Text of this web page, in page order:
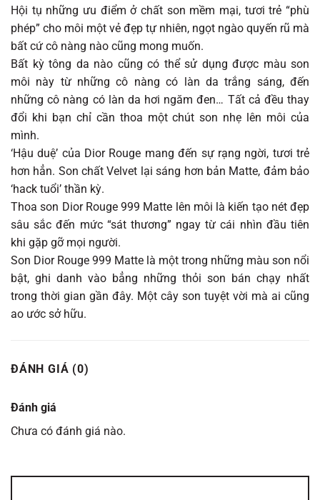
Hội tụ những ưu điểm ở chất son mềm mại, tươi trẻ “phù
phép” cho môi một vẻ đẹp tự nhiên, ngọt ngào quyến rũ mà
bất cứ cô nàng nào cũng mong muốn.
Bất kỳ tông da nào cũng có thể sử dụng được màu son
môi này từ những cô nàng có làn da trắng sáng, đến
những cô nàng có làn da hơi ngăm đen… Tất cả đều thay
đổi khi bạn chỉ cần thoa một chút son nhẹ lên môi của
mình.
‘Hậu duệ’ của Dior Rouge mang đến sự rạng ngời, tươi trẻ
hơn hẳn. Son chất Velvet lại sáng hơn bản Matte, đảm bảo
‘hack tuổi’ thần kỳ.
Thoa son Dior Rouge 999 Matte lên môi là kiến tạo nét đẹp
sâu sắc đến mức “sát thương” ngay từ cái nhìn đầu tiên
khi gặp gỡ mọi người.
Son Dior Rouge 999 Matte là một trong những màu son nổi
bật, ghi danh vào bẳng những thỏi son bán chạy nhất
trong thời gian gần đây. Một cây son tuyệt vời mà ai cũng
ao ước sở hữu.
ĐÁNH GIÁ (0)
Đánh giá
Chưa có đánh giá nào.